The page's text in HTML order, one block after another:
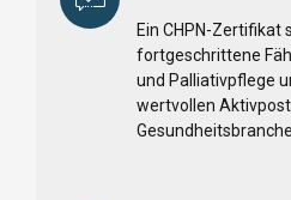
Ein CHPN-Zertifikat
fortgeschrittene
und Palliativpflege
wertvollen